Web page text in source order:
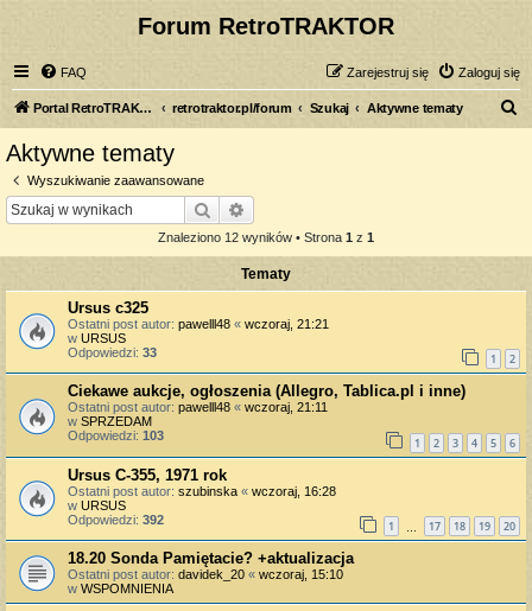
Forum RetroTRAKTOR
FAQ Zaloguj się
Zarejestruj się
Portal RetroTRAKTOR.pl retrotraktor.pl/forum Szukaj Aktywne tematy
Aktywne tematy
Wyszukiwanie zaawansowane
Szukaj
Znaleziono 12 wyników • Strona 1 z 1
Tematy
Ursus c325
Ostatni post autor: pawelll48 « wczoraj, 21:21
w URSUS
Odpowiedzi: 33 1 2
Ciekawe aukcje, ogłoszenia (Allegro, Tablica.pl i inne)
Ostatni post autor: pawelll48 « wczoraj, 21:11
w SPRZEDAM
Odpowiedzi: 103 1 2 3 4 5 6
Ursus C-355, 1971 rok
Ostatni post autor: szubinska « wczoraj, 16:28
w URSUS
Odpowiedzi: 392 1 17 18 19 20
18.20 Sonda Pamiętacie? +aktualizacja
Ostatni post autor: davidek_20 « wczoraj, 15:10
w WSPOMNIENIA